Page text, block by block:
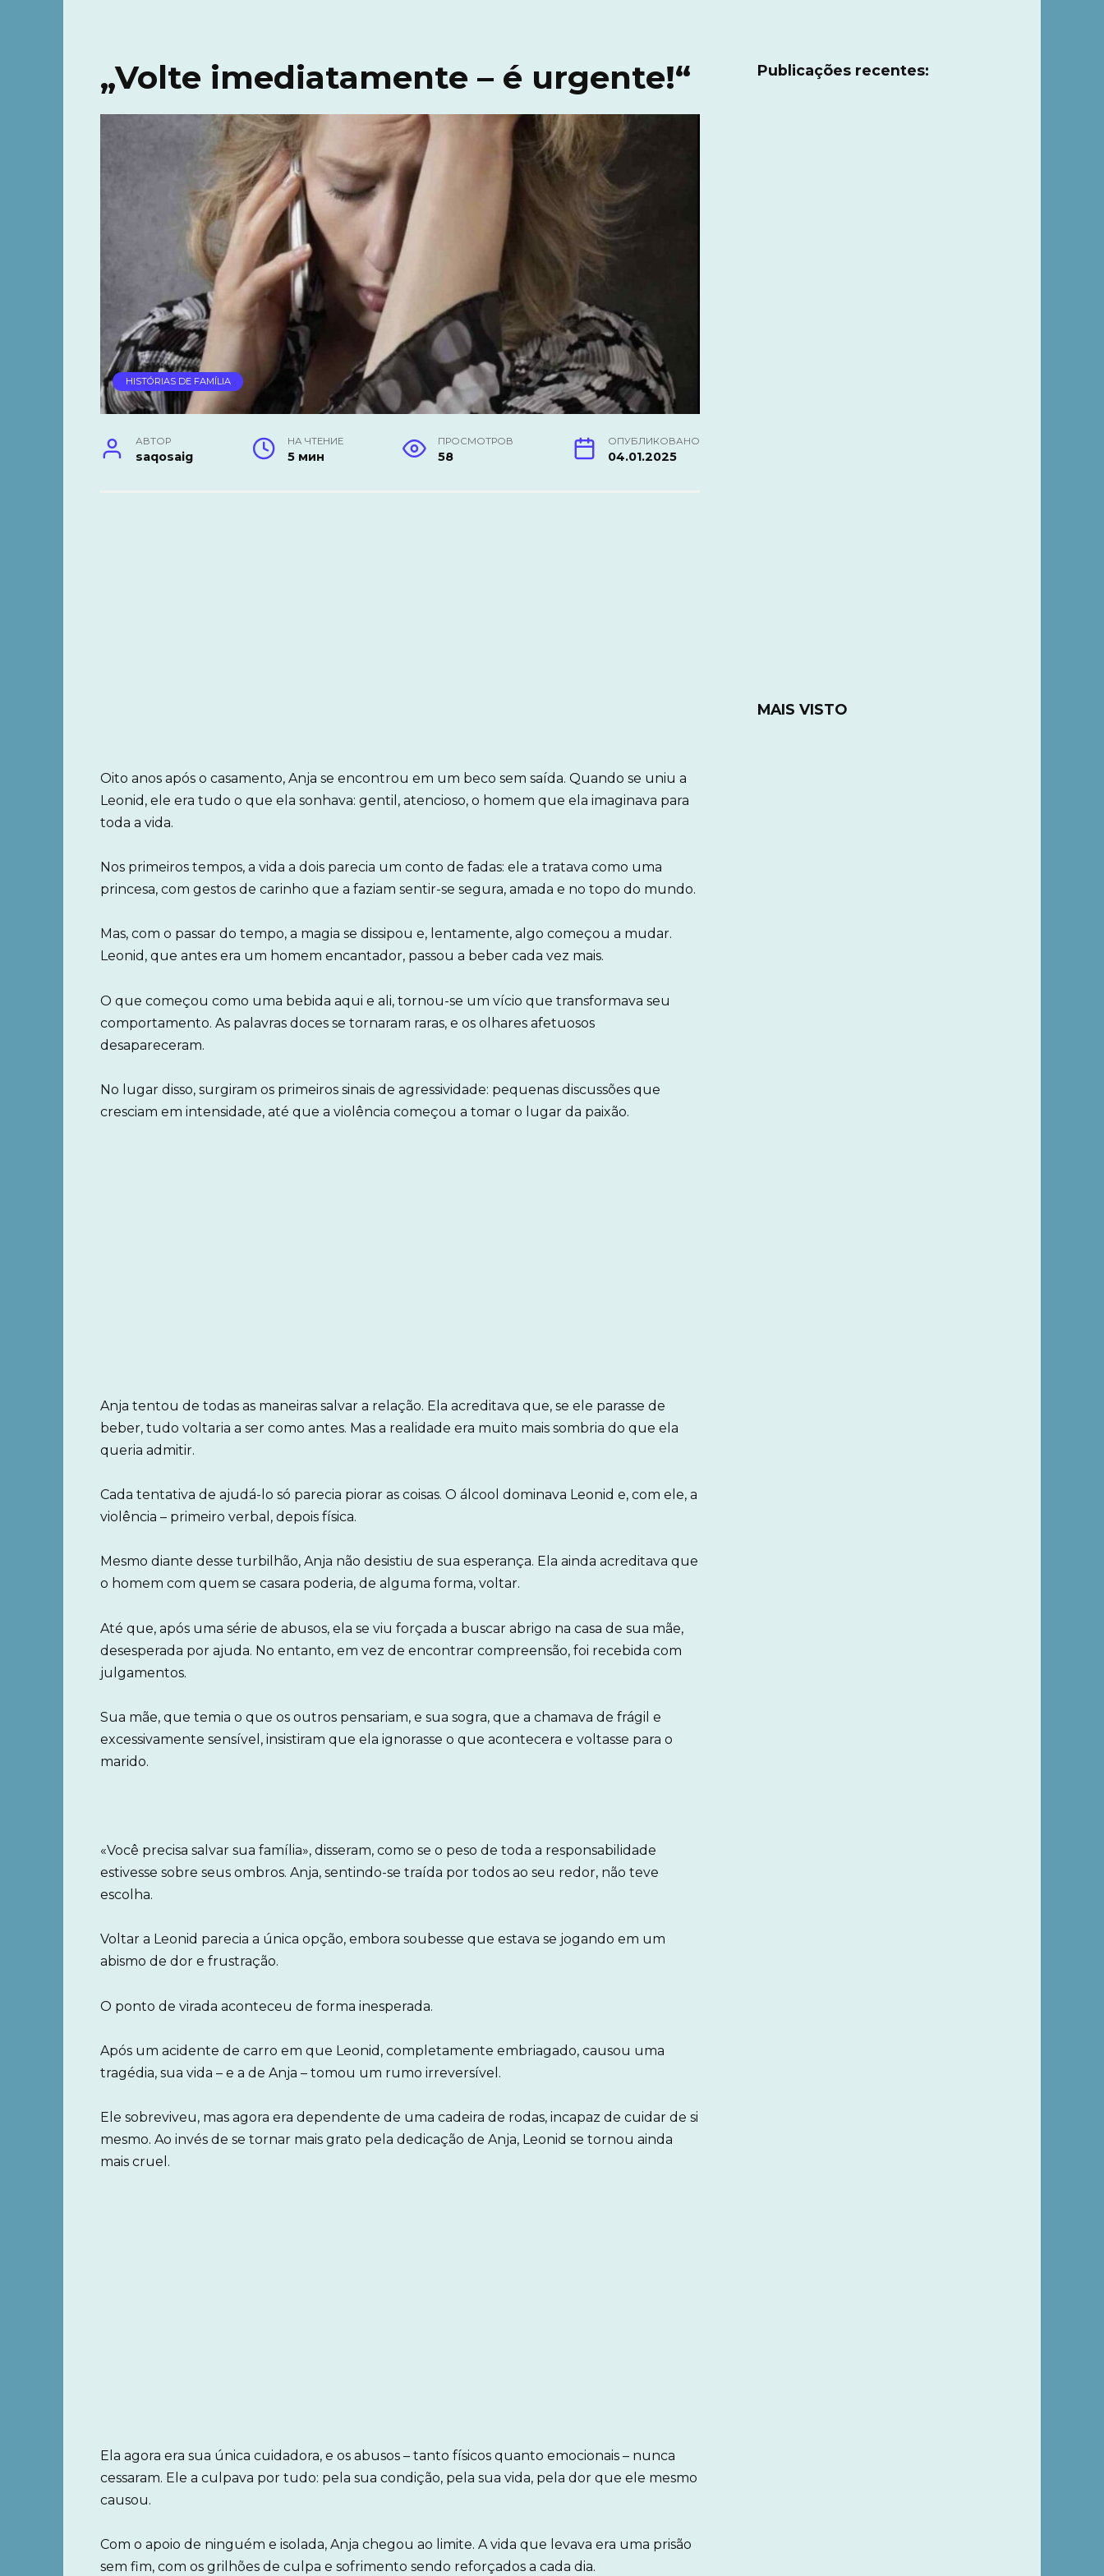
„Volte imediatamente – é urgente!“
HISTÓRIAS DE FAMÍLIA
АВТОР
saqosaig
НА ЧТЕНИЕ
5 мин
ПРОСМОТРОВ
58
ОПУБЛИКОВАНО
04.01.2025
Oito anos após o casamento, Anja se encontrou em um beco sem saída. Quando se uniu a
Leonid, ele era tudo o que ela sonhava: gentil, atencioso, o homem que ela imaginava para
toda a vida.
Nos primeiros tempos, a vida a dois parecia um conto de fadas: ele a tratava como uma
princesa, com gestos de carinho que a faziam sentir-se segura, amada e no topo do mundo.
Mas, com o passar do tempo, a magia se dissipou e, lentamente, algo começou a mudar.
Leonid, que antes era um homem encantador, passou a beber cada vez mais.
O que começou como uma bebida aqui e ali, tornou-se um vício que transformava seu
comportamento. As palavras doces se tornaram raras, e os olhares afetuosos
desapareceram.
No lugar disso, surgiram os primeiros sinais de agressividade: pequenas discussões que
cresciam em intensidade, até que a violência começou a tomar o lugar da paixão.
Anja tentou de todas as maneiras salvar a relação. Ela acreditava que, se ele parasse de
beber, tudo voltaria a ser como antes. Mas a realidade era muito mais sombria do que ela
queria admitir.
Cada tentativa de ajudá-lo só parecia piorar as coisas. O álcool dominava Leonid e, com ele, a
violência – primeiro verbal, depois física.
Mesmo diante desse turbilhão, Anja não desistiu de sua esperança. Ela ainda acreditava que
o homem com quem se casara poderia, de alguma forma, voltar.
Até que, após uma série de abusos, ela se viu forçada a buscar abrigo na casa de sua mãe,
desesperada por ajuda. No entanto, em vez de encontrar compreensão, foi recebida com
julgamentos.
Sua mãe, que temia o que os outros pensariam, e sua sogra, que a chamava de frágil e
excessivamente sensível, insistiram que ela ignorasse o que acontecera e voltasse para o
marido.
«Você precisa salvar sua família», disseram, como se o peso de toda a responsabilidade
estivesse sobre seus ombros. Anja, sentindo-se traída por todos ao seu redor, não teve
escolha.
Voltar a Leonid parecia a única opção, embora soubesse que estava se jogando em um
abismo de dor e frustração.
O ponto de virada aconteceu de forma inesperada.
Após um acidente de carro em que Leonid, completamente embriagado, causou uma
tragédia, sua vida – e a de Anja – tomou um rumo irreversível.
Ele sobreviveu, mas agora era dependente de uma cadeira de rodas, incapaz de cuidar de si
mesmo. Ao invés de se tornar mais grato pela dedicação de Anja, Leonid se tornou ainda
mais cruel.
Ela agora era sua única cuidadora, e os abusos – tanto físicos quanto emocionais – nunca
cessaram. Ele a culpava por tudo: pela sua condição, pela sua vida, pela dor que ele mesmo
causou.
Com o apoio de ninguém e isolada, Anja chegou ao limite. A vida que levava era uma prisão
sem fim, com os grilhões de culpa e sofrimento sendo reforçados a cada dia.
Publicações recentes:
MAIS VISTO